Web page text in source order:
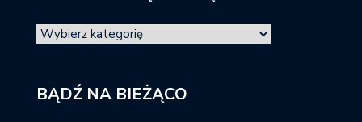
BĄDŹ NA BIEŻĄCO